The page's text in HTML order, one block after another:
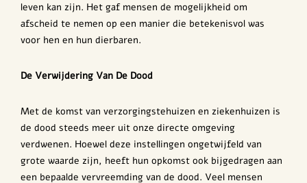
leven kan zijn. Het gaf mensen de mogelijkheid om
afscheid te nemen op een manier die betekenisvol was
voor hen en hun dierbaren.
De Verwijdering Van De Dood
Met de komst van verzorgingstehuizen en ziekenhuizen is
de dood steeds meer uit onze directe omgeving
verdwenen. Hoewel deze instellingen ongetwijfeld van
grote waarde zijn, heeft hun opkomst ook bijgedragen aan
een bepaalde vervreemding van de dood. Veel mensen